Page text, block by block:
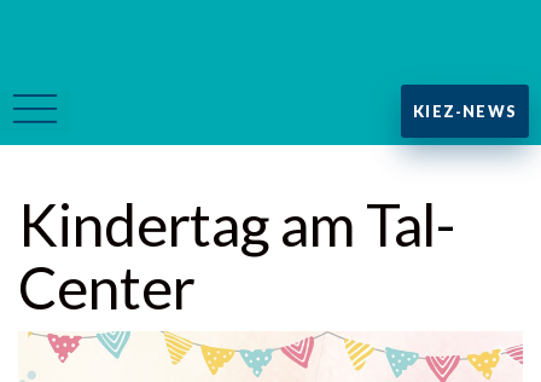
KIEZ-NEWS
Kindertag am Tal-
Center